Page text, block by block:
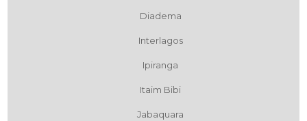
Diadema
Interlagos
Ipiranga
Itaim Bibi
Jabaquara